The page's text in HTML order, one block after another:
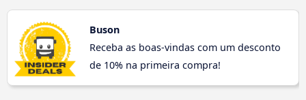
Buson
Receba as boas-vindas com um desconto
de 10% na primeira compra!